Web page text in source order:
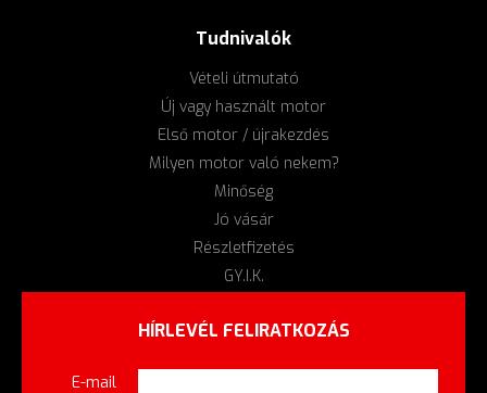
Tudnivalók
Vételi útmutató
Új vagy használt motor
Első motor / újrakezdés
Milyen motor való nekem?
Minőség
Jó vásár
Részletfizetés
GY.I.K.
HÍRLEVÉL FELIRATKOZÁS
E-mail